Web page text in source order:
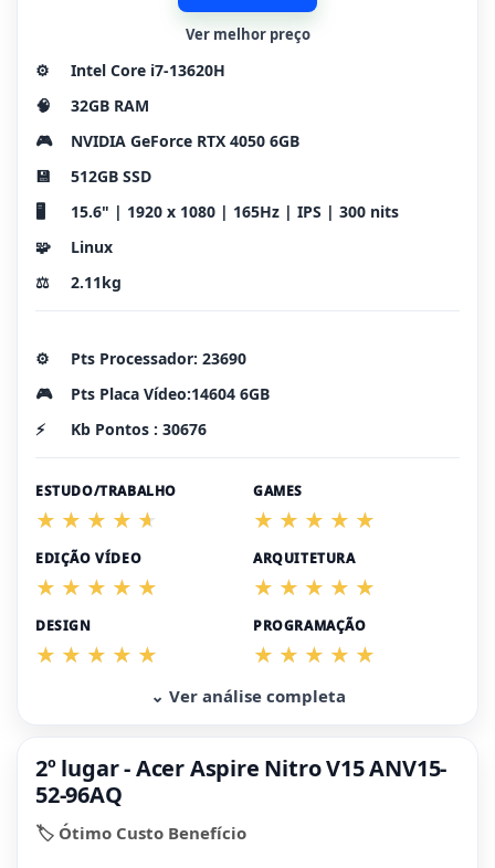
Ver melhor preço
⚙️
Intel Core i7-13620H
🧠
32GB RAM
🎮
NVIDIA GeForce RTX 4050 6GB
💾
512GB SSD
🖥️
15.6" | 1920 x 1080 | 165Hz | IPS | 300 nits
🧩
Linux
⚖️
2.11kg
⚙️
Pts Processador: 23690
🎮
Pts Placa Vídeo:14604 6GB
⚡
Kb Pontos : 30676
ESTUDO/TRABALHO GAMES
EDIÇÃO VÍDEO ARQUITETURA
DESIGN PROGRAMAÇÃO
⌄ Ver análise completa
2º lugar - Acer Aspire Nitro V15 ANV15-
52-96AQ
🏷️ Ótimo Custo Benefício